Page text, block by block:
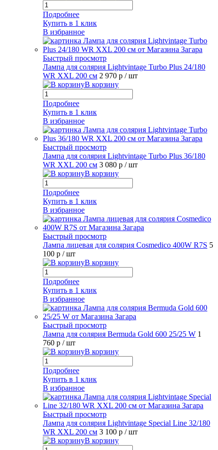
Подробнее
Купить в 1 клик
В избранное
Быстрый просмотр
Лампа для солярия Lightvintage Turbo Plus 24/180
WR XXL 200 см 2 970 р / шт
В корзину
Подробнее
Купить в 1 клик
В избранное
Быстрый просмотр
Лампа для солярия Lightvintage Turbo Plus 36/180
WR XXL 200 см 3 080 р / шт
В корзину
Подробнее
Купить в 1 клик
В избранное
Быстрый просмотр
Лампа лицевая для солярия Cosmedico 400W R7S 5
100 р / шт
В корзину
Подробнее
Купить в 1 клик
В избранное
Быстрый просмотр
Лампа для солярия Bermuda Gold 600 25/25 W 1
760 р / шт
В корзину
Подробнее
Купить в 1 клик
В избранное
Быстрый просмотр
Лампа для солярия Lightvintage Special Line 32/180
WR XXL 200 см 3 100 р / шт
В корзину